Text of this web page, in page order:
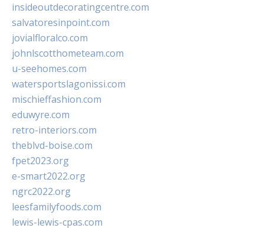
insideoutdecoratingcentre.com
salvatoresinpoint.com
jovialfloralco.com
johnlscotthometeam.com
u-seehomes.com
watersportslagonissi.com
mischieffashion.com
eduwyre.com
retro-interiors.com
theblvd-boise.com
fpet2023.org
e-smart2022.org
ngrc2022.org
leesfamilyfoods.com
lewis-lewis-cpas.com